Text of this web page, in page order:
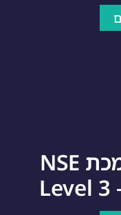
קורס הכנה להסמכת NSE